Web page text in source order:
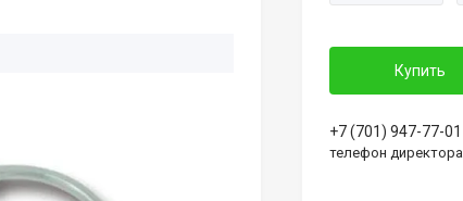
Купить
+7 (701) 947-77-01
телефон директора